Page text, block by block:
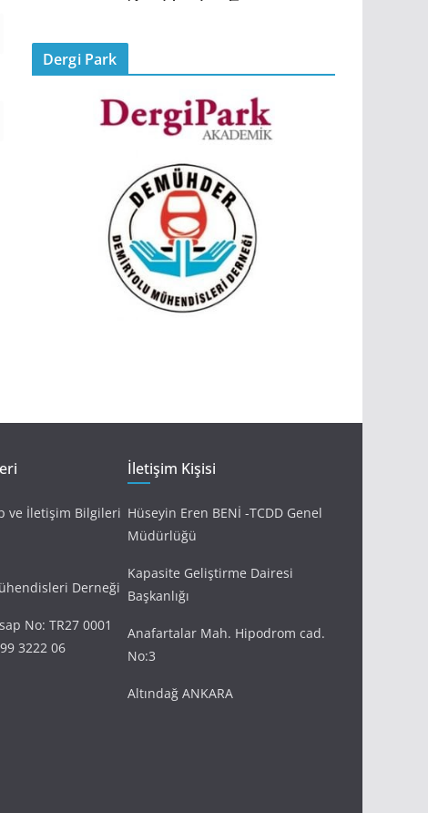
Dergi Park
ve İletişim Bilgileri
Derneği
No: TR27 0001
3222 06
İletişim Kişisi
Hüseyin Eren BENİ -TCDD Genel
Müdürlüğü
Kapasite Geliştirme Dairesi
Başkanlığı
Anafartalar Mah. Hipodrom cad.
No:3
Altındağ ANKARA